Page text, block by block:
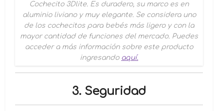
Cochecito 3Dlite. Es duradero, su marco es en
aluminio liviano y muy elegante. Se considera uno
de los cochecitos para bebés más ligero y con la
mayor cantidad de funciones del mercado. Puedes
acceder a más información sobre este producto
ingresando aquí.
3. Seguridad